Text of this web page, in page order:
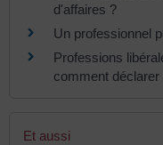
d'affaires ?
Un professionnel
Professions
comment déclarer
Et aussi